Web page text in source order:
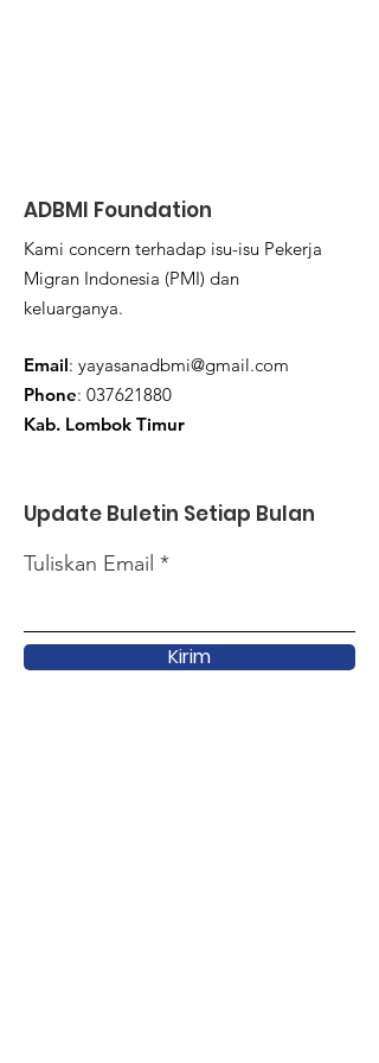
ADBMI Foundation
Kami concern terhadap isu-isu Pekerja
Migran Indonesia (PMI) dan
keluarganya.
Email: yayasanadbmi@gmail.com
Phone: 037621880
Kab. Lombok Timur
Update Buletin Setiap Bulan
Tuliskan Email
Kirim